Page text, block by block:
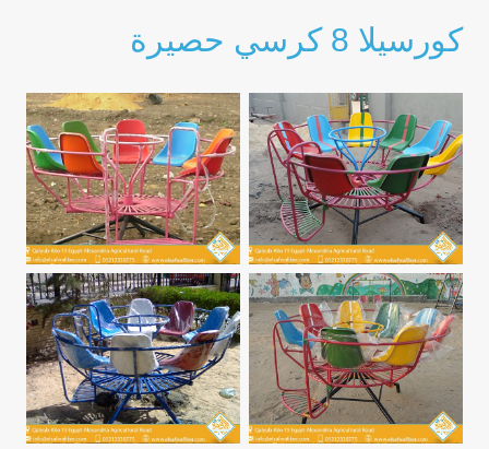
كورسيلا 8 كرسي حصيرة